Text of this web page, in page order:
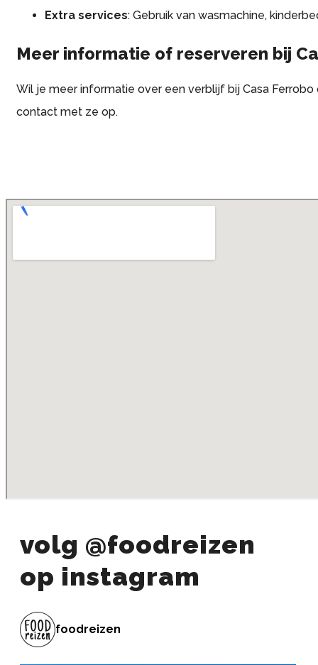
Extra services: Gebruik van wasmachine,
Meer informatie of reserveren bij
Wil je meer informatie over een verblijf bij Casa
contact met ze op.
volg @foodreizen
op instagram
foodreizen